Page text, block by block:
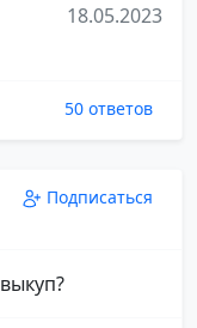
18.05.2023
50 ответов
Подписаться